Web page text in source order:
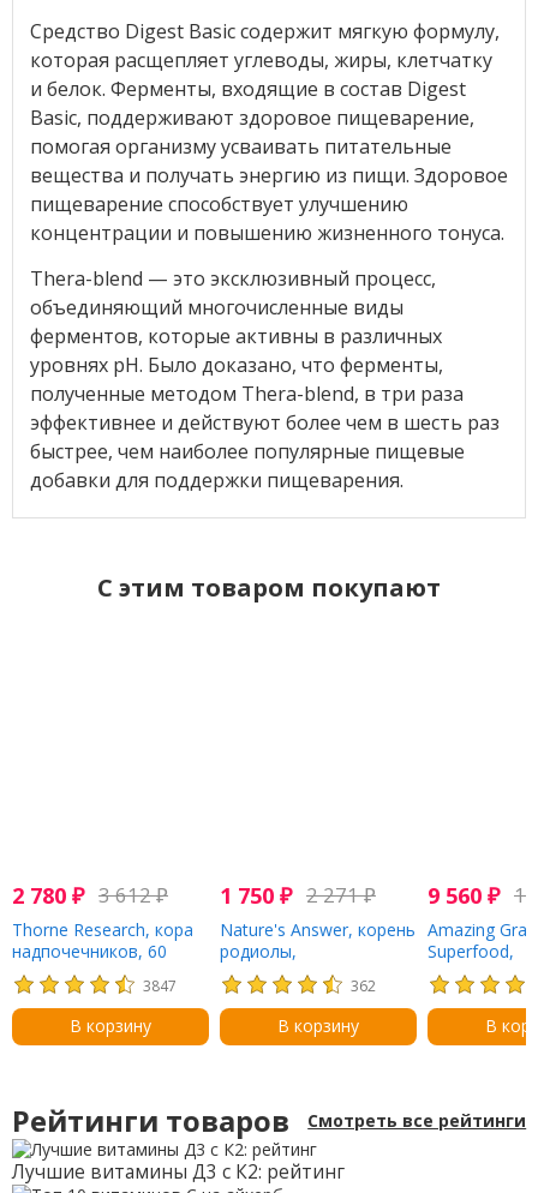
Средство Digest Basic содержит мягкую формулу,
которая расщепляет углеводы, жиры, клетчатку
и белок. Ферменты, входящие в состав Digest
Basic, поддерживают здоровое пищеварение,
помогая организму усваивать питательные
вещества и получать энергию из пищи. Здоровое
пищеварение способствует улучшению
концентрации и повышению жизненного тонуса.
Thera-blend — это эксклюзивный процесс,
объединяющий многочисленные виды
ферментов, которые активны в различных
уровнях pH. Было доказано, что ферменты,
полученные методом Thera-blend, в три раза
эффективнее и действуют более чем в шесть раз
быстрее, чем наиболее популярные пищевые
добавки для поддержки пищеварения.
C этим товаром покупают
2 780 ₽ 3 612₽
Thorne Research, кора
надпочечников, 60
капсул
3847
В корзину
1 750 ₽ 2 271₽
Nature's Answer, корень
родиолы,
стандартизированный
плодовый экстракт, без
спирта, 30 мл (1 жидк.
унция)
362
В корзину
9 560 ₽
Amazing
Superfood,
сладкие
унц. (420 г)
В
Рейтинги товаров Смотреть все рейтинги
Лучшие витамины Д3 с К2: рейтинг